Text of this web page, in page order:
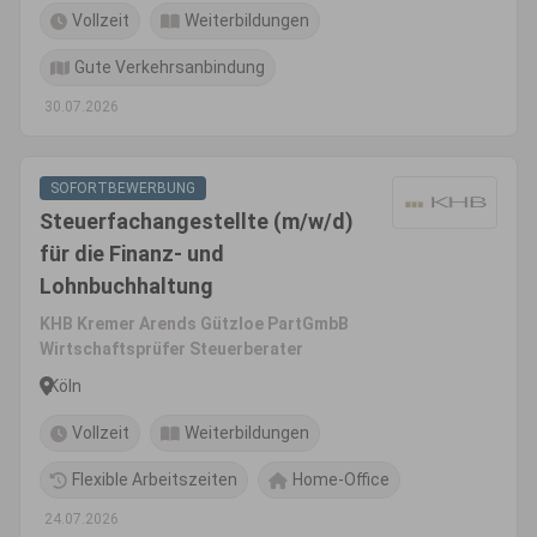
Vollzeit Weiterbildungen
Gute Verkehrsanbindung
30.07.2026
SOFORTBEWERBUNG
Steuerfachangestellte (m/w/d)
für die Finanz- und
Lohnbuchhaltung
KHB Kremer Arends Gützloe PartGmbB
Wirtschaftsprüfer Steuerberater
Köln
Vollzeit Weiterbildungen
Flexible Arbeitszeiten Home-Office
24.07.2026